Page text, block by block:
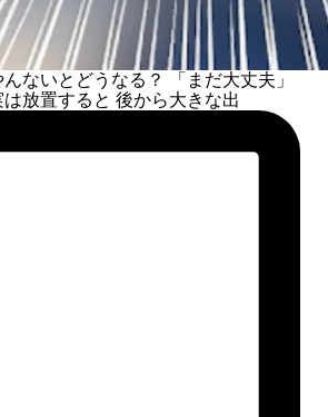
ないとどうなる？ 「まだ大丈夫」
放置すると 後から大きな出